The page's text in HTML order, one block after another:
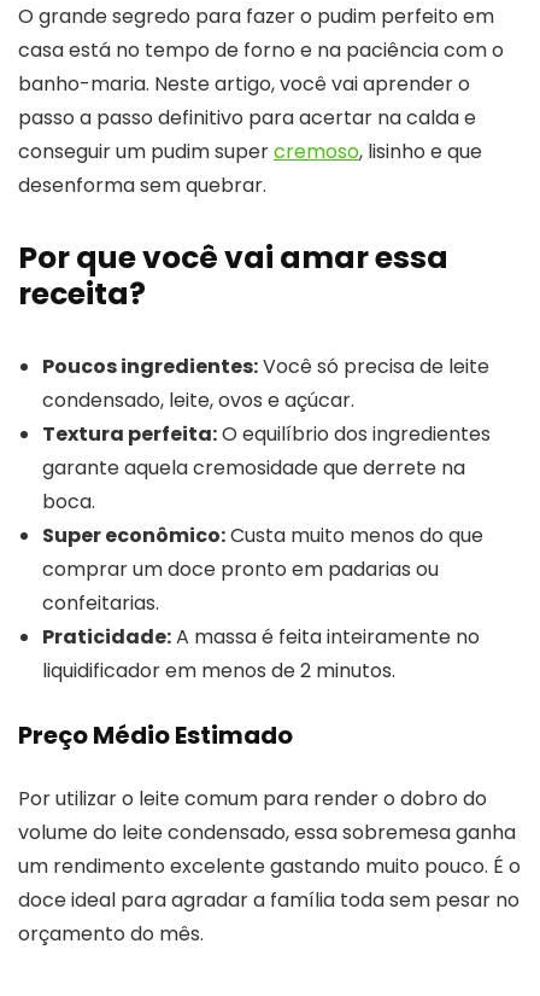
O grande segredo para fazer o pudim perfeito em
casa está no tempo de forno e na paciência com o
banho-maria. Neste artigo, você vai aprender o
passo a passo definitivo para acertar na calda e
conseguir um pudim supercremoso, lisinho e que
desenforma sem quebrar.
Por que você vai amar essa
receita?
Poucos ingredientes:Você só precisa de leite
condensado, leite, ovos e açúcar.
Textura perfeita:O equilíbrio dos ingredientes
garante aquela cremosidade que derrete na
boca.
Super econômico:Custa muito menos do que
comprar um doce pronto em padarias ou
confeitarias.
Praticidade:A massa é feita inteiramente no
liquidificador em menos de 2 minutos.
Preço Médio Estimado
Por utilizar o leite comum para render o dobro do
volume do leite condensado, essa sobremesa ganha
um rendimento excelente gastando muito pouco. É o
doce ideal para agradar a família toda sem pesar no
orçamento do mês.